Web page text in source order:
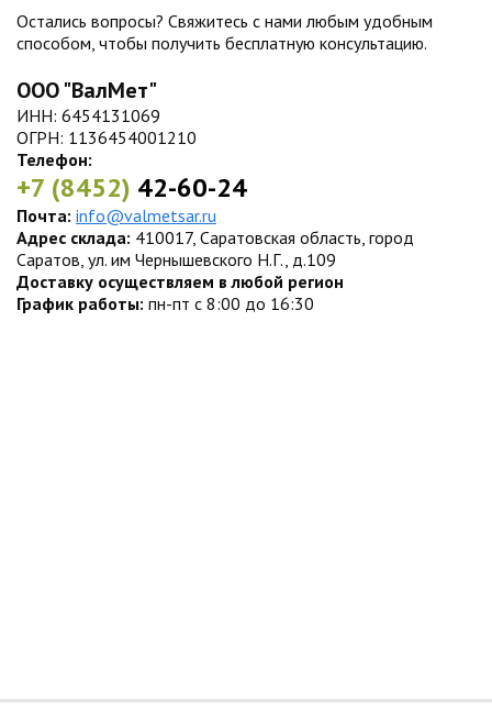
Остались вопросы? Свяжитесь с нами любым удобным
способом, чтобы получить бесплатную консультацию.
ООО "ВалМет"
ИНН: 6454131069
ОГРН: 1136454001210
Телефон:
+7 (8452) 42-60-24
Почта: info@valmetsar.ru
Адрес склада: 410017, Саратовская область, город
Саратов, ул. им Чернышевского Н.Г., д.109
Доставку осуществляем в любой регион
График работы: пн-пт с 8:00 до 16:30